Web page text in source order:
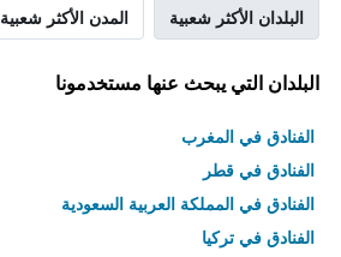
البلدان الأكثر شعبية المدن الأكثر شعبية
البلدان التي يبحث عنها مستخدمونا
الفنادق في المغرب
الفنادق في قطر
الفنادق في المملكة العربية السعودية
الفنادق في تركيا